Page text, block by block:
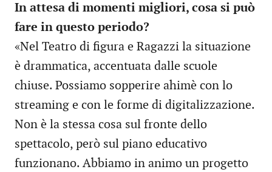
In attesa di momenti migliori, cosa si può
fare in questo periodo?
«Nel Teatro di figura e Ragazzi la situazione
è drammatica, accentuata dalle scuole
chiuse. Possiamo sopperire ahimè con lo
streaming e con le forme di digitalizzazione.
Non è la stessa cosa sul fronte dello
spettacolo, però sul piano educativo
funzionano. Abbiamo in animo un progetto